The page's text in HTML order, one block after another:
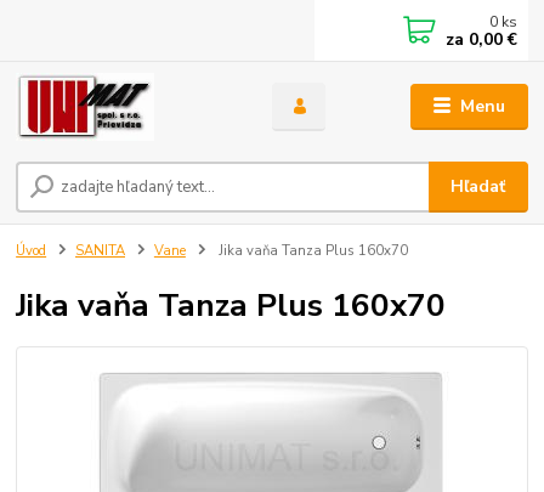
Menu
Hľadať
0 ks
za 0,00 €
Úvod SANITA Vane Jika vaňa Tanza Plus 160x70
Jika vaňa Tanza Plus 160x70